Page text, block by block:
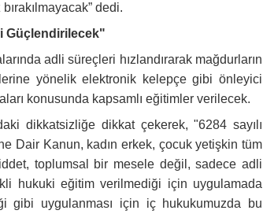
dedi.
Güçlendirilecek"
adli süreçleri hızlandırarak mağdurların
yönelik elektronik kelepçe gibi önleyici
konusunda kapsamlı eğitimler verilecek.
dikkatsizliğe dikkat çekerek, "6284 sayılı
Dair Kanun, kadın erkek, çocuk yetişkin tüm
toplumsal bir mesele değil, sadece adli
hukuki eğitim verilmediği için uygulamada
gibi uygulanması için iç hukukumuzda bu
Mehmet Yılmaz
2026-03-28 Ankara